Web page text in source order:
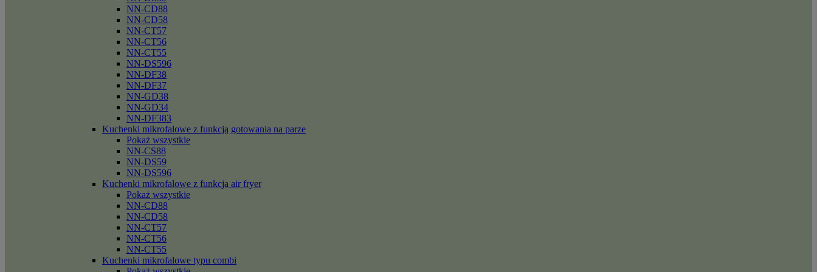
NN-CD88
NN-CD58
NN-CT57
NN-CT56
NN-CT55
NN-DS596
NN-DF38
NN-DF37
NN-GD38
NN-GD34
NN-DF383
Kuchenki mikrofalowe z funkcją gotowania na parze
Pokaż wszystkie
NN-CS88
NN-DS59
NN-DS596
Kuchenki mikrofalowe z funkcja air fryer
Pokaż wszystkie
NN-CD88
NN-CD58
NN-CT57
NN-CT56
NN-CT55
Kuchenki mikrofalowe typu combi